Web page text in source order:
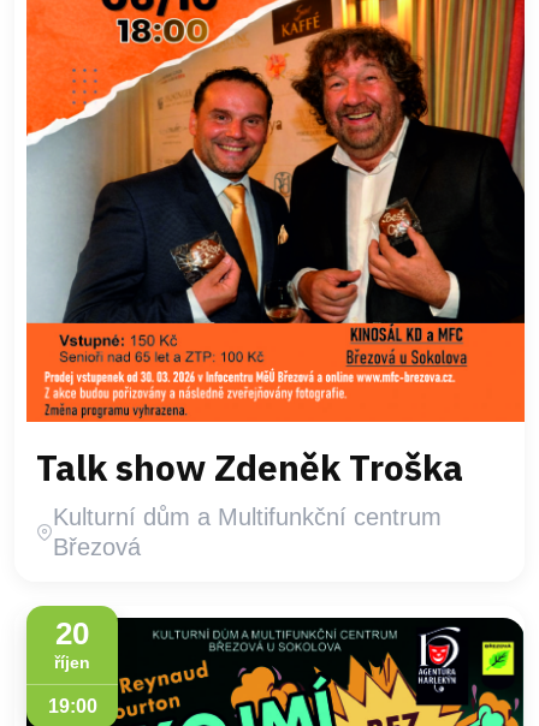
Talk show Zdeněk Troška
Kulturní dům a Multifunkční centrum
Březová
20
říjen
19:00